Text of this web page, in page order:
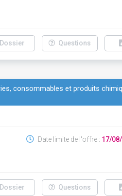
Dossier Questions
consommables et produits
Date limite de l'offre : 17/
Dossier Questions